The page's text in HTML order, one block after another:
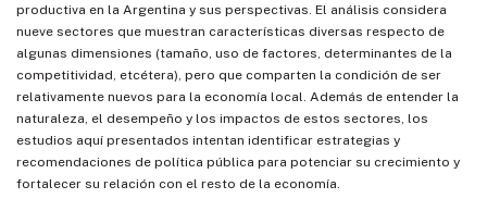
productiva en la Argentina y sus perspectivas. El análisis considera
nueve sectores que muestran características diversas respecto de
algunas dimensiones (tamaño, uso de factores, determinantes de la
competitividad, etcétera), pero que comparten la condición de ser
relativamente nuevos para la economía local. Además de entender la
naturaleza, el desempeño y los impactos de estos sectores, los
estudios aquí presentados intentan identificar estrategias y
recomendaciones de política pública para potenciar su crecimiento y
fortalecer su relación con el resto de la economía.